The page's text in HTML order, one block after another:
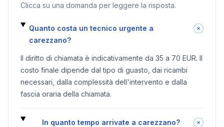
Clicca su una domanda per leggere la risposta.
Quanto costa un tecnico urgente a
carezzano?
Il diritto di chiamata è indicativamente da 35 a 70 EUR. Il
costo finale dipende dal tipo di guasto, dai ricambi
necessari, dalla complessità dell'intervento e dalla
fascia oraria della chiamata.
In quanto tempo arrivate a carezzano?